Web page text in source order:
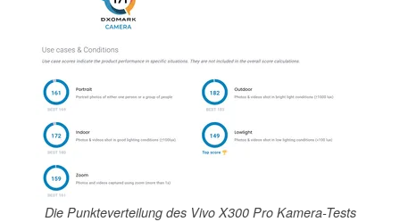
Die Punkteverteilung des Vivo X300 Pro Kamera-Tests